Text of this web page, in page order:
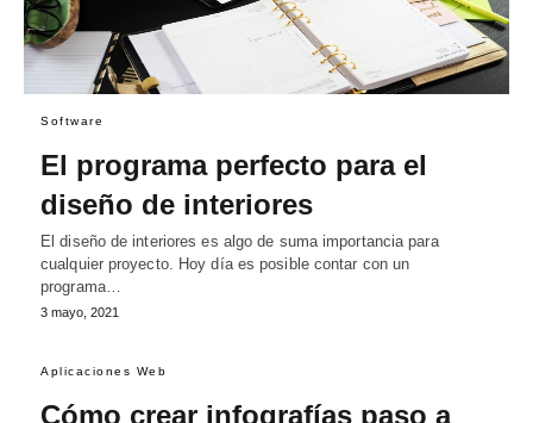
Software
El programa perfecto para el
diseño de interiores
El diseño de interiores es algo de suma importancia para
cualquier proyecto. Hoy día es posible contar con un
programa…
3 mayo, 2021
Aplicaciones Web
Cómo crear infografías paso a